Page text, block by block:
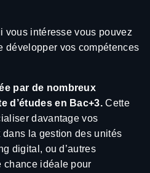
vous intéresse vous pouvez
développer vos compétences
par de nombreux
d’études en Bac+3. Cette
davantage vos
la gestion des unités
digital, ou d’autres
chance idéale pour